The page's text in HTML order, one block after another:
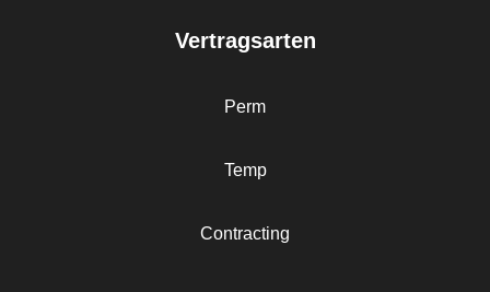
Vertragsarten
Perm
Temp
Contracting